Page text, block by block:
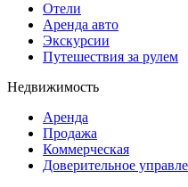
Отели
Аренда авто
Экскурсии
Путешествия за рулем
Недвижимость
Аренда
Продажа
Коммерческая
Доверительное